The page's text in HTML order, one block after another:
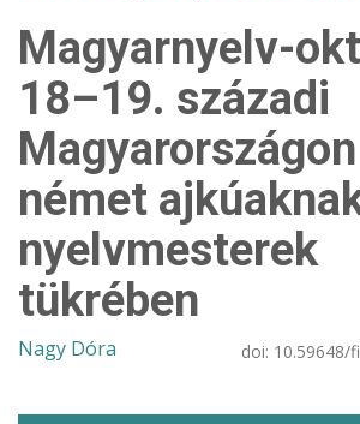
Magyarnyelv-
18–19. századi
német
nyelvmesterek
tükrében
Nagy Dóra doi: 10.59648/